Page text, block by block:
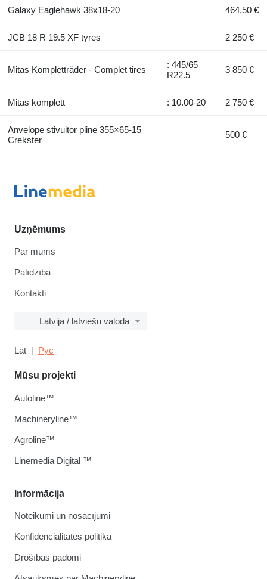
Galaxy Eaglehawk 38x18-20 464,50 €
JCB 18 R 19.5 XF tyres 2 250 €
Mitas Kompletträder - Complet tires
: 445/65
R22.5
3 850 €
Mitas komplett : 10.00-20 2 750 €
Anvelope stivuitor pline 355×65-15
Crekster
500 €
Uzņēmums
Par mums
Palīdzība
Kontakti
Latvija / latviešu valoda
Lat Рус
Informācija
Noteikumi un nosacījumi
Konfidencialitātes politika
Drošības padomi
Mūsu projekti
Autoline™
Machineryline™
Agroline™
Linemedia Digital ™